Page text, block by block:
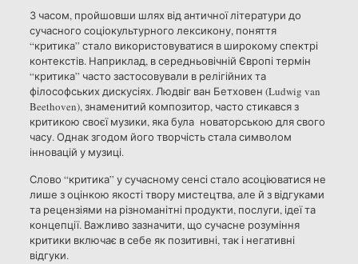
З часом, пройшовши шлях від античної літератури до
сучасного соціокультурного лексикону, поняття
“критика” стало використовуватися в широкому спектрі
контекстів. Наприклад, в середньовічній Європі термін
“критика” часто застосовували в релігійних та
філософських дискусіях. Людвіг ван Бетховен (Ludwig van
Beethoven), знаменитий композитор, часто стикався з
критикою своєї музики, яка була новаторською для свого
часу. Однак згодом його творчість стала символом
інновацій у музиці.
Слово “критика” у сучасному сенсі стало асоціюватися не
лише з оцінкою якості твору мистецтва, але й з відгуками
та рецензіями на різноманітні продукти, послуги, ідеї та
концепції. Важливо зазначити, що сучасне розуміння
критики включає в себе як позитивні, так і негативні
відгуки.